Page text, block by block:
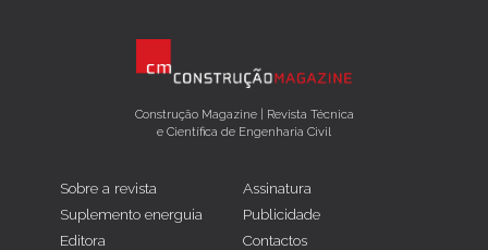
Construção Magazine | Revista Técnica
e Científica de Engenharia Civil
Sobre a revista
Suplemento energuia
Editora
Assinatura
Publicidade
Contactos